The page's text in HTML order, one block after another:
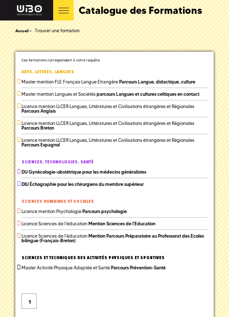
Catalogue des Formations
Accueil Trouver une formation
Ces formations correspondent à votre requête
ARTS, LETTRES, LANGUES
Master mention FLE Français Langue EtrangèreParcours Langue, didactique, culture
Master mention Langues et Sociétésparcours Langues et cultures celtiques en contact
Licence mention LLCER Langues, Littératures et Civilisations étrangères et Régionales
Parcours Anglais
Licence mention LLCER Langues, Littératures et Civilisations étrangères et Régionales
Parcours Breton
Licence mention LLCER Langues, Littératures et Civilisations étrangères et Régionales
Parcours Espagnol
SCIENCES, TECHNOLOGIES, SANTÉ
DU Gynécologie-obstétrique pour les médecins généralistes
DIU Échographie pour les chirurgiens du membre supérieur
SCIENCES HUMAINES ET SOCIALES
Licence mention PsychologieParcours psychologie
Licence Sciences de l'éducationMention Sciences de l'Education
Licence Sciences de l'éducationMention Parcours Préparatoire au Professorat des Ecoles
bilingue (Français-Breton)
SCIENCES ET TECHNIQUES DES ACTIVITÉS PHYSIQUES ET SPORTIVES
Master Activité Physique Adaptée et SantéParcours Prévention-Santé
1